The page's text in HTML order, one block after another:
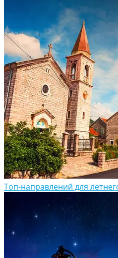
Топ-направлений для